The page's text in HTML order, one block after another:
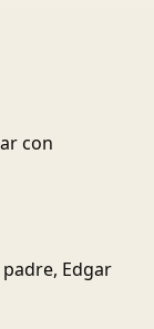
con
Edgar